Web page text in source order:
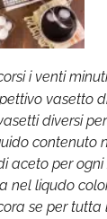
i venti
vasetto
diversi
contenuto
aceto per ogni
nel liqudo
se per tutta